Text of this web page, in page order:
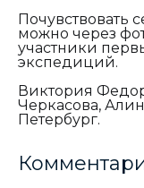
Почувствовать
можно через
участники
экспедиций.
Виктория
Черкасова,
Петербург.